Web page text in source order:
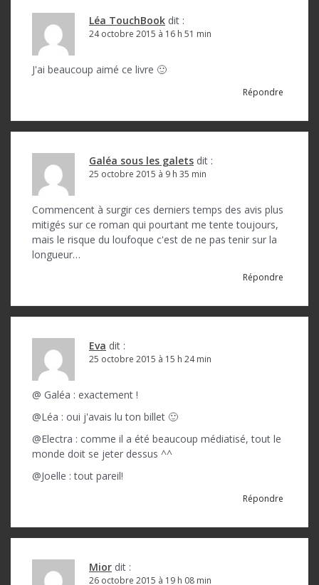
Léa TouchBook dit :
24 octobre 2015 à 16 h 51 min
J'ai beaucoup aimé ce livre 🙂
Répondre
Galéa sous les galets dit :
25 octobre 2015 à 9 h 35 min
Commencent à surgir ces derniers temps des avis plus
mitigés sur ce roman qui pourtant me tente toujours,
mais le risque du loufoque c'est de ne pas tenir sur la
longueur…
Répondre
Eva dit :
25 octobre 2015 à 15 h 24 min
@ Galéa : exactement !
@Léa : oui j'avais lu ton billet 🙂
@Electra : comme il a été beaucoup médiatisé, tout le
monde doit se jeter dessus ^^
@Joelle : tout pareil!
Répondre
Mior dit :
26 octobre 2015 à 19 h 08 min